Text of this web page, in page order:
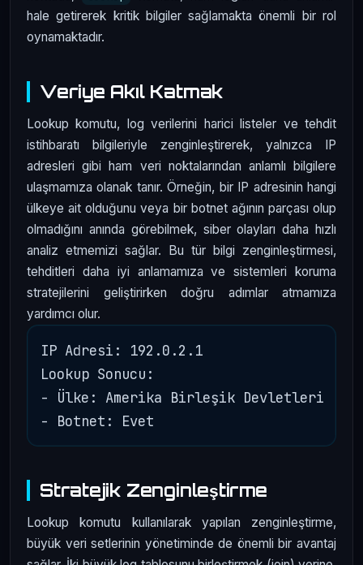
hale getirerek kritik bilgiler sağlamakta önemli bir rol
oynamaktadır.
Veriye Akıl Katmak
Lookup komutu, log verilerini harici listeler ve tehdit
istihbaratı bilgileriyle zenginleştirerek, yalnızca IP
adresleri gibi ham veri noktalarından anlamlı bilgilere
ulaşmamıza olanak tanır. Örneğin, bir IP adresinin hangi
ülkeye ait olduğunu veya bir botnet ağının parçası olup
olmadığını anında görebilmek, siber olayları daha hızlı
analiz etmemizi sağlar. Bu tür bilgi zenginleştirmesi,
tehditleri daha iyi anlamamıza ve sistemleri koruma
stratejilerini geliştirirken doğru adımlar atmamıza
yardımcı olur.
IP Adresi: 192.0.2.1
Lookup Sonucu:
- Ülke: Amerika Birleşik Devletleri
Stratejik Zenginleştirme
Lookup komutu kullanılarak yapılan zenginleştirme,
büyük veri setlerinin yönetiminde de önemli bir avantaj